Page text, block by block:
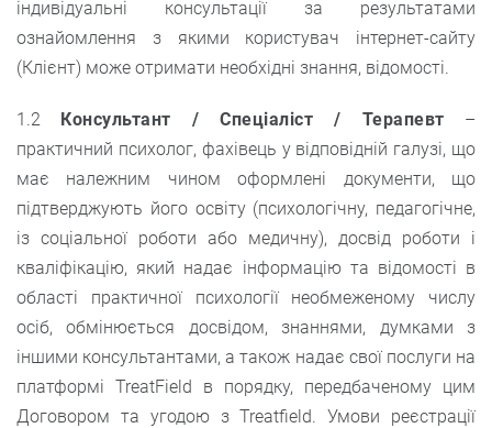
індивідуальні консультації за результатами
ознайомлення з якими користувач інтернет-сайту
(Клієнт) може отримати необхідні знання, відомості.
1.2 Консультант / Спеціаліст / Терапевт –
практичний психолог, фахівець у відповідній галузі, що
має належним чином оформлені документи, що
підтверджують його освіту (психологічну, педагогічне,
із соціальної роботи або медичну), досвід роботи і
кваліфікацію, який надає інформацію та відомості в
області практичної психології необмеженому числу
осіб, обмінюється досвідом, знаннями, думками з
іншими консультантами, а також надає свої послуги на
платформі TreatField в порядку, передбаченому цим
Договором та угодою з Treatfield. Умови реєстрації